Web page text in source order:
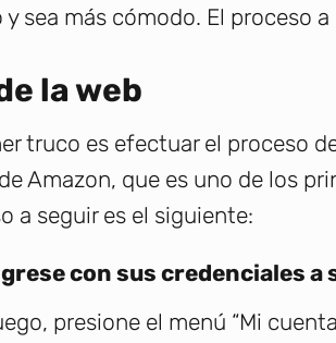
y sea más cómodo. El proceso
la web
truco es efectuar el proceso
Amazon, que es uno de los
a seguir es el siguiente:
con sus credenciales a
presione el menú “Mi